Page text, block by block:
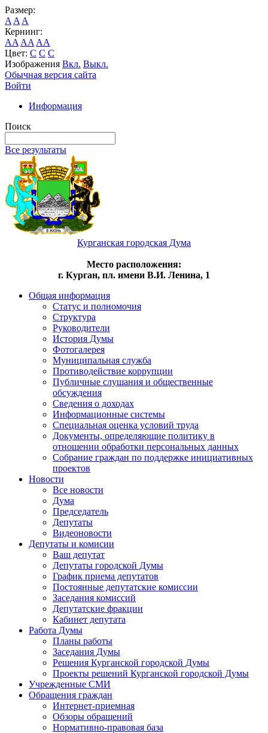
Размер:
A A A
Кернинг:
AA AA AA
Цвет: C C C
Изображения Вкл. Выкл.
Обычная версия сайта
Войти
Информация
Поиск
Все результаты
Курганская городская Дума
Место расположения:
г. Курган, пл. имени В.И. Ленина, 1
Общая информация
Статус и полномочия
Структура
Руководители
История Думы
Фотогалерея
Муниципальная служба
Противодействие коррупции
Публичные слушания и общественные
обсуждения
Сведения о доходах
Информационные системы
Специальная оценка условий труда
Документы, определяющие политику в
отношении обработки персональных данных
Собрание граждан по поддержке инициативных
проектов
Новости
Все новости
Дума
Председатель
Депутаты
Видеоновости
Депутаты и комисии
Ваш депутат
Депутаты городской Думы
График приема депутатов
Постоянные депутатские комиссии
Заседания комиссий
Депутатские фракции
Кабинет депутата
Работа Думы
Планы работы
Заседания Думы
Решения Курганской городской Думы
Проекты решений Курганской городской Думы
Учрежденные СМИ
Обращения граждан
Интернет-приемная
Обзоры обращений
Нормативно-правовая база